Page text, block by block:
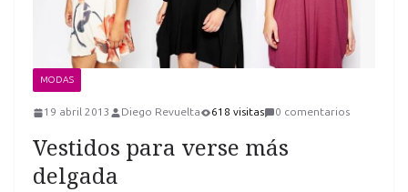
MODAS
19 abril 2013 Diego Revuelta 618 visitas 0 comentarios
Vestidos para verse más
delgada